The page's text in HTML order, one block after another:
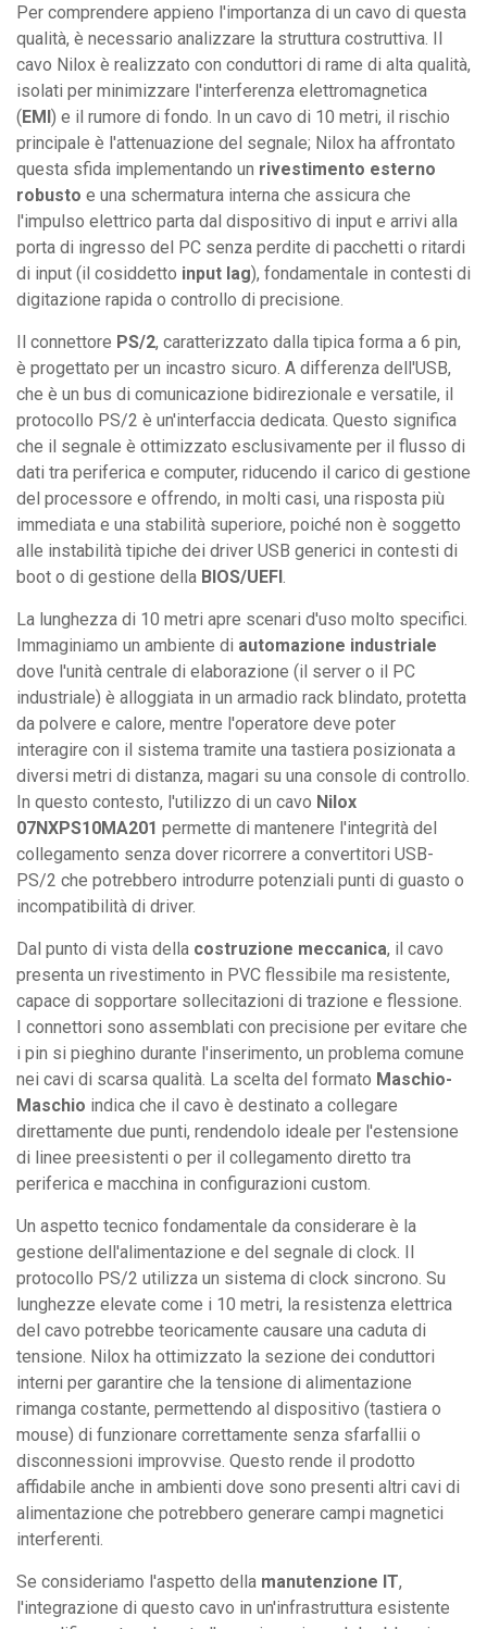
Per comprendere appieno l'importanza di un cavo di questa
qualità, è necessario analizzare la struttura costruttiva. Il
cavo Nilox è realizzato con conduttori di rame di alta qualità,
isolati per minimizzare l'interferenza elettromagnetica
(EMI) e il rumore di fondo. In un cavo di 10 metri, il rischio
principale è l'attenuazione del segnale; Nilox ha affrontato
questa sfida implementando un rivestimento esterno
robusto e una schermatura interna che assicura che
l'impulso elettrico parta dal dispositivo di input e arrivi alla
porta di ingresso del PC senza perdite di pacchetti o ritardi
di input (il cosiddetto input lag), fondamentale in contesti di
digitazione rapida o controllo di precisione.
Il connettore PS/2, caratterizzato dalla tipica forma a 6 pin,
è progettato per un incastro sicuro. A differenza dell'USB,
che è un bus di comunicazione bidirezionale e versatile, il
protocollo PS/2 è un'interfaccia dedicata. Questo significa
che il segnale è ottimizzato esclusivamente per il flusso di
dati tra periferica e computer, riducendo il carico di gestione
del processore e offrendo, in molti casi, una risposta più
immediata e una stabilità superiore, poiché non è soggetto
alle instabilità tipiche dei driver USB generici in contesti di
boot o di gestione della BIOS/UEFI
La lunghezza di 10 metri apre scenari d'uso molto specifici.
Immaginiamo un ambiente di automazione industriale
dove l'unità centrale di elaborazione (il server o il PC
industriale) è alloggiata in un armadio rack blindato, protetta
da polvere e calore, mentre l'operatore deve poter
interagire con il sistema tramite una tastiera posizionata a
diversi metri di distanza, magari su una console di controllo.
In questo contesto, l'utilizzo di un cavo Nilox
07NXPS10MA201 permette di mantenere l'integrità del
collegamento senza dover ricorrere a convertitori USB-
PS/2 che potrebbero introdurre potenziali punti di guasto o
incompatibilità di driver.
Dal punto di vista della costruzione meccanica, il cavo
presenta un rivestimento in PVC flessibile ma resistente,
capace di sopportare sollecitazioni di trazione e flessione.
I connettori sono assemblati con precisione per evitare che
i pin si pieghino durante l'inserimento, un problema comune
nei cavi di scarsa qualità. La scelta del formato Maschio-
Maschio indica che il cavo è destinato a collegare
direttamente due punti, rendendolo ideale per l'estensione
di linee preesistenti o per il collegamento diretto tra
periferica e macchina in configurazioni custom.
Un aspetto tecnico fondamentale da considerare è la
gestione dell'alimentazione e del segnale di clock. Il
protocollo PS/2 utilizza un sistema di clock sincrono. Su
lunghezze elevate come i 10 metri, la resistenza elettrica
del cavo potrebbe teoricamente causare una caduta di
tensione. Nilox ha ottimizzato la sezione dei conduttori
interni per garantire che la tensione di alimentazione
rimanga costante, permettendo al dispositivo (tastiera o
mouse) di funzionare correttamente senza sfarfallii o
disconnessioni improvvise. Questo rende il prodotto
affidabile anche in ambienti dove sono presenti altri cavi di
alimentazione che potrebbero generare campi magnetici
interferenti.
Se consideriamo l'aspetto della manutenzione IT,
l'integrazione di questo cavo in un'infrastruttura esistente